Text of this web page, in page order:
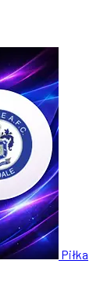
Piłka